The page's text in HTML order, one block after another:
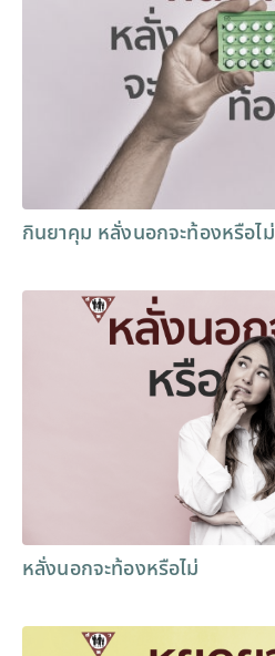
กินยาคุม หลั่งนอกจะท้องหรือไม่
หลั่งนอกจะท้องหรือไม่